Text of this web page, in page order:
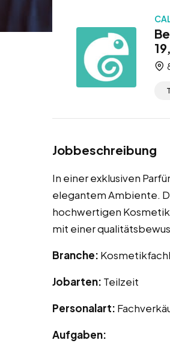
Jobbeschreibung
In einer exklusiven
elegantem Ambiente.
hochwertigen
mit einer
Branche:
Jobarten: Teilzeit
Personalart:
Aufgaben: